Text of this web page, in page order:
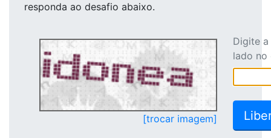
responda ao desafio abaixo.
[trocar imagem]
Digite
lado no